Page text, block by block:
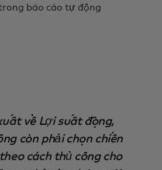
báo cáo tự động
về Lợi suất động,
còn phải chọn chiến
cách thủ công cho